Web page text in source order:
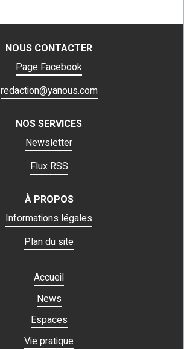
NOUS CONTACTER
Page Facebook
redaction@yanous.com
NOS SERVICES
Newsletter
Flux RSS
À PROPOS
Informations légales
Plan du site
Accueil
News
Espaces
Vie pratique